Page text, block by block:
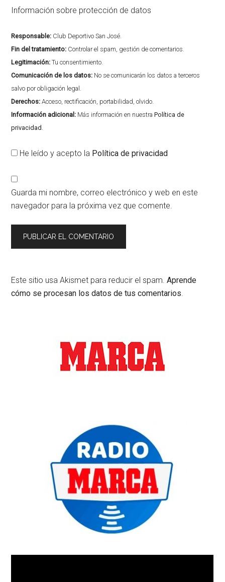
Información sobre protección de datos
Responsable: Club Deportivo San José.
Fin del tratamiento: Controlar el spam, gestión de comentarios.
Legitimación: Tu consentimiento.
Comunicación de los datos: No se comunicarán los datos a terceros
salvo por obligación legal.
Derechos: Acceso, rectificación, portabilidad, olvido.
Información adicional: Más información en nuestraPolítica de
privacidad .
He leído y acepto la Política de privacidad
Guarda mi nombre, correo electrónico y web en este
navegador para la próxima vez que comente.
Este sitio usa Akismet para reducir el spam.Aprende
cómo se procesan los datos de tus comentarios.